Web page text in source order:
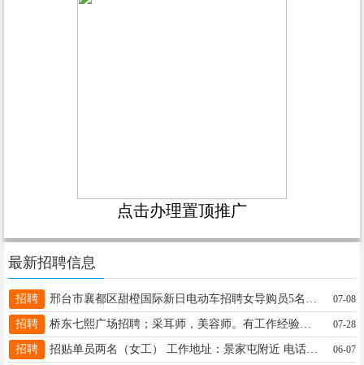
点击办理置顶推广
最新招聘信息
招聘 07-08
招聘 桥东七熙广场招聘；采耳师，美容师。有工作经验者优先，薪资面议。电话19133951025（微信同号） 07-28
招聘 招贴单员两名（女工） 工作地址：景家屯附近 电话：15030973653 工资电联 06-07